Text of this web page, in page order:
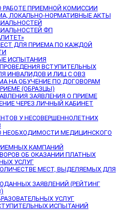
ПРИЕМНОЙ КОМИССИИ
ЛОКАЛЬНО-НОРМАТИВНЫЕ АКТЫ
ФП
ДЛЯ ПРИЕМА ПО КАЖДОЙ
ИСПЫТАНИЯ
ВСТУПИТЕЛЬНЫХ
ИНВАЛИДОВ И ЛИЦ С ОВЗ
НА ОБУЧЕНИЕ ПО ДОГОВОРАМ
(ОБРАЗЦЫ)
ЗАЯВЛЕНИЯ О ПРИЕМЕ
ЧЕРЕЗ ЛИЧНЫЙ КАБИНЕТ
У НЕСОВЕРШЕННОЛЕТНИХ
НЕОБХОДИМОСТИ МЕДИЦИНСКОГО
КАМПАНИЙ
ОБ ОКАЗАНИИ ПЛАТНЫХ
УСЛУГ
МЕСТ, ВЫДЕЛЯЕМЫХ ДЛЯ
ЗАЯВЛЕНИЙ (РЕЙТИНГ
УСЛУГ
ИСПЫТАНИЙ